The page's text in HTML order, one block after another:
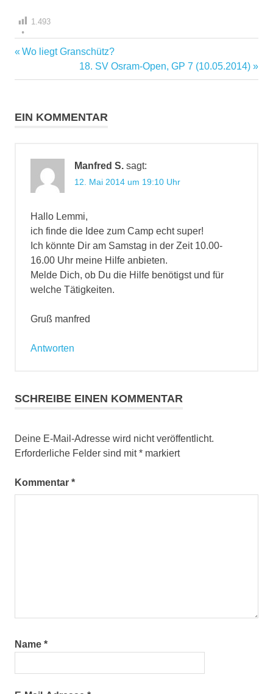
1.493
Beitragsnavigation
Vorheriger
Wo liegt Granschütz?
Nächster
Beitrag:
18. SV Osram-Open, GP 7 (10.05.2014)
EIN KOMMENTAR
Manfred S. sagt:
12. Mai 2014 um 19:10 Uhr
Hallo Lemmi,
ich finde die Idee zum Camp echt super!
Ich könnte Dir am Samstag in der Zeit 10.00-
16.00 Uhr meine Hilfe anbieten.
Melde Dich, ob Du die Hilfe benötigst und für
welche Tätigkeiten.
Gruß manfred
Antworten
SCHREIBE EINEN KOMMENTAR
Deine E-Mail-Adresse wird nicht veröffentlicht.
Erforderliche Felder sind mit* markiert
Kommentar *
Name *